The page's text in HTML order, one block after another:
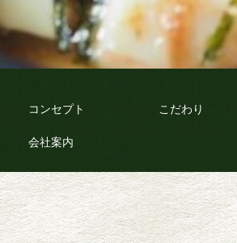
コンセプト こだわり
会社案内